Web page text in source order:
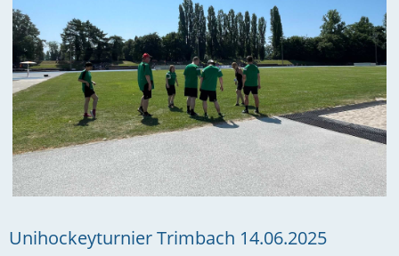
Unihockeyturnier Trimbach 14.06.2025